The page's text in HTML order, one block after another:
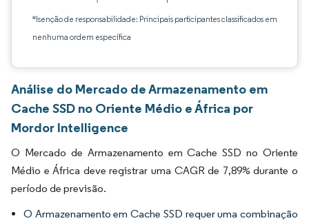
*Isenção de responsabilidade: Principais participantes classificados em
nenhuma ordem específica
Análise do Mercado de Armazenamento em
Cache SSD no Oriente Médio e África por
Mordor Intelligence
O Mercado de Armazenamento em Cache SSD no Oriente
Médio e África deve registrar uma CAGR de 7,89% durante o
período de previsão.
O Armazenamento em Cache SSD requer uma combinação